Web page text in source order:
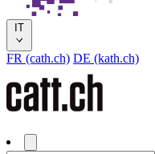
IT
FR (cath.ch) DE (kath.ch)